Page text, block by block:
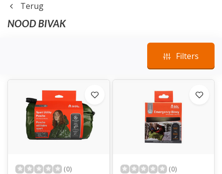
Terug
NOOD BIVAK
Filters
(0) (0)